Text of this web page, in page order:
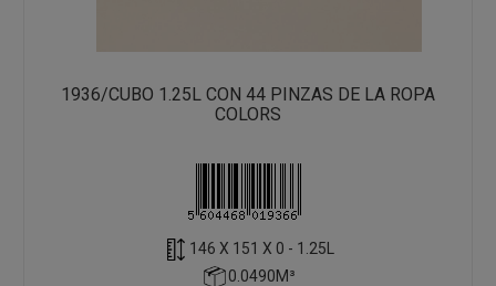
1936/CUBO 1.25L CON 44 PINZAS DE LA ROPA
COLORS
146 X 151 X 0 - 1.25L
0.0490M³